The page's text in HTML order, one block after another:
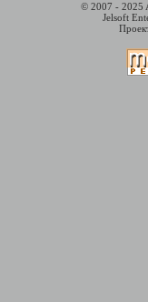
© 2007 - 2025
Jelsoft